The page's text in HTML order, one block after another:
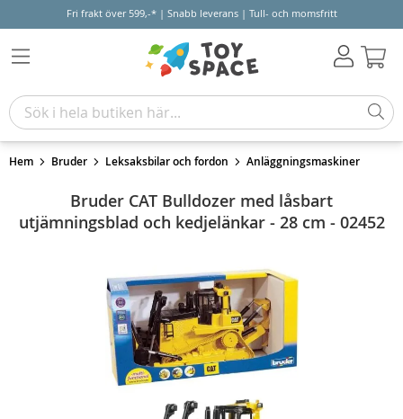
Fri frakt över 599,-* | Snabb leverans | Tull- och momsfritt
Hem Bruder Leksaksbilar och fordon Anläggningsmaskiner
Bruder CAT Bulldozer med låsbart
utjämningsblad och kedjelänkar - 28 cm - 02452